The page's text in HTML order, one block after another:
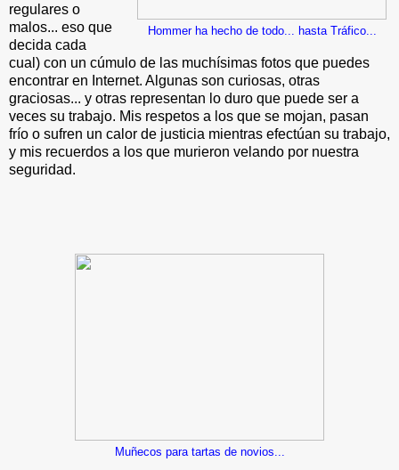
Hommer ha hecho de todo... hasta Tráfico...
regulares o
malos... eso que
decida cada
cual) con un cúmulo de las muchísimas fotos que puedes
encontrar en Internet. Algunas son curiosas, otras
graciosas... y otras representan lo duro que puede ser a
veces su trabajo. Mis respetos a los que se mojan, pasan
frío o sufren un calor de justicia mientras efectúan su trabajo,
y mis recuerdos a los que murieron velando por nuestra
seguridad.
Muñecos para tartas de novios...